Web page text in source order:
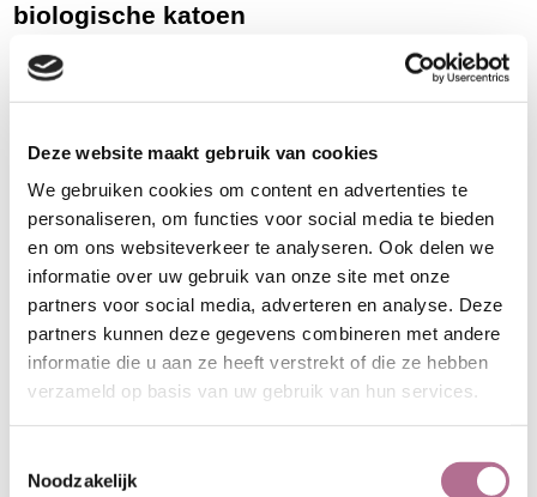
Deze website maakt gebruik van cookies
We gebruiken cookies om content en advertenties te
personaliseren, om functies voor social media te bieden
en om ons websiteverkeer te analyseren. Ook delen we
informatie over uw gebruik van onze site met onze
partners voor social media, adverteren en analyse. Deze
partners kunnen deze gegevens combineren met andere
informatie die u aan ze heeft verstrekt of die ze hebben
verzameld op basis van uw gebruik van hun services.
Noodzakelijk
biologische katoen
Prettig aanvoelende hoody van een
geruwde binnenkant zorgt voor
extra comfort. Deze hoody heeft
een ritssluiting, een ruime capuchon
en brede boordjes aan onderkant en
aan de mouwen. GOTS-
gecertificeerd.
Prettig aanvoelend
Mooie dikke kwaliteit
Raglan-mouwen
informatie op het tabblad 'Meer'